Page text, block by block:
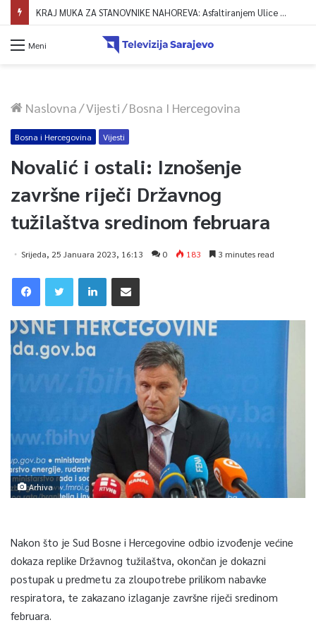
KRAJ MUKA ZA STANOVNIKE NAHOREVA: Asfaltiranjem Ulice Vranica brijeg spajaju se gornji i središnji dio naselja
Meni
Naslovna/Vijesti/Bosna I Hercegovina
Bosna i Hercegovina Vijesti
Novalić i ostali: Iznošenje
završne riječi Državnog
tužilaštva sredinom februara
Srijeda, 25 Januara 2023, 16:13 0 183 3 minutes read
Arhiva
Nakon što je Sud Bosne i Hercegovine odbio izvođenje većine
dokaza replike Državnog tužilaštva, okončan je dokazni
postupak u predmetu za zloupotrebe prilikom nabavke
respiratora, te zakazano izlaganje završne riječi sredinom
februara.